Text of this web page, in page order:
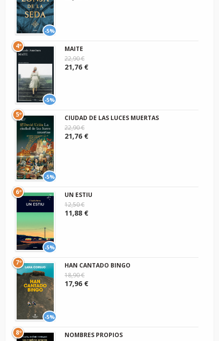
-5%
-5%
4º
MAITE
22,90 €
21,76 €
-5%
5º
CIUDAD DE LAS LUCES MUERTAS
22,90 €
21,76 €
-5%
6º
UN ESTIU
12,50 €
11,88 €
-5%
7º
HAN CANTADO BINGO
18,90 €
17,96 €
8º
NOMBRES PROPIOS